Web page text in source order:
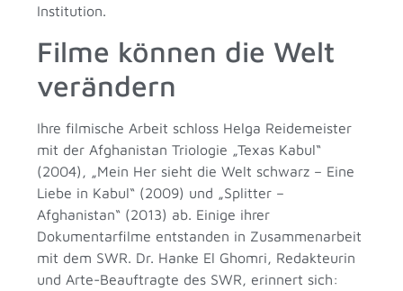
Institution.
Filme können die Welt
verändern
Ihre filmische Arbeit schloss Helga Reidemeister
mit der Afghanistan Triologie „Texas Kabul“
(2004), „Mein Her sieht die Welt schwarz – Eine
Liebe in Kabul“ (2009) und „Splitter –
Afghanistan“ (2013) ab. Einige ihrer
Dokumentarfilme entstanden in Zusammenarbeit
mit dem SWR. Dr. Hanke El Ghomri, Redakteurin
und Arte-Beauftragte des SWR, erinnert sich: